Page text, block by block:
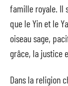
famille royale. Il
que le Yin et le
oiseau sage,
grâce, la justice
Dans la religion